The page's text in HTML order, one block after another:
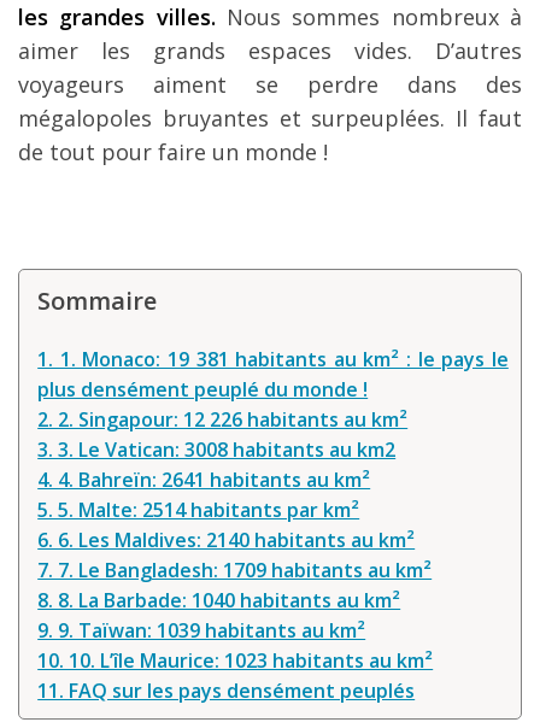
les grandes villes. Nous sommes nombreux à
aimer les grands espaces vides. D’autres
voyageurs aiment se perdre dans des
mégalopoles bruyantes et surpeuplées. Il faut
de tout pour faire un monde !
Sommaire
1. 1. Monaco: 19 381 habitants au km² : le pays le
plus densément peuplé du monde !
2. 2. Singapour: 12 226 habitants au km²
3. 3. Le Vatican: 3008 habitants au km2
4. 4. Bahreïn: 2641 habitants au km²
5. 5. Malte: 2514 habitants par km²
6. 6. Les Maldives: 2140 habitants au km²
7. 7. Le Bangladesh: 1709 habitants au km²
8. 8. La Barbade: 1040 habitants au km²
9. 9. Taïwan: 1039 habitants au km²
10. 10. L’île Maurice: 1023 habitants au km²
11. FAQ sur les pays densément peuplés